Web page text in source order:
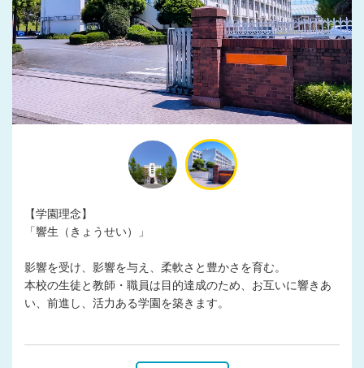
【学園理念】
「響生（きょうせい）」
影響を受け、影響を与え、柔軟さと豊かさを育む。
本校の生徒と教師・職員は目的達成のため、お互いに響きあ
い、前進し、活力ある学園を築きます。